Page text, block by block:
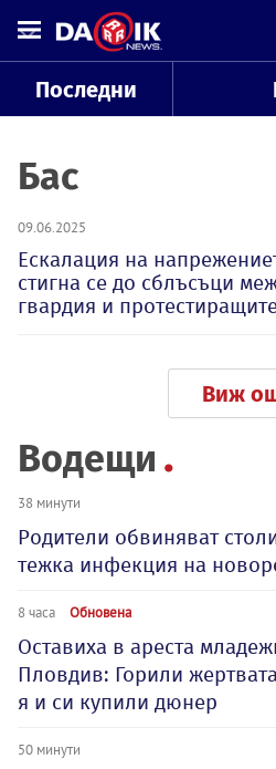
Последни
Бас
09.06.2025
Ескалация на
стигна се до сблъсъци
гвардия и
Виж
Водещи
38 минути
Родители обвиняват
тежка инфекция на
8 часа Обновена
Оставиха в ареста
Пловдив: Горили
я и си купили дюнер
50 минути